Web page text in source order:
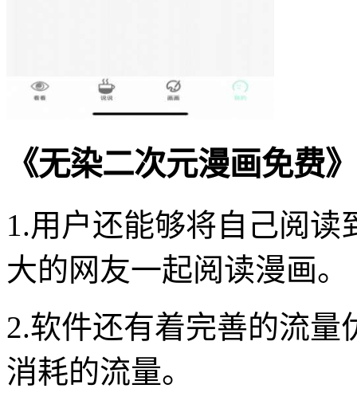
《无染二次元漫画免费
1.用户还能够将自己阅
大的网友一起阅读漫画。
2.软件还有着完善的流
消耗的流量。